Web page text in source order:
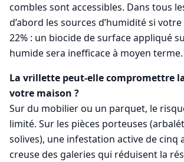
combles sont accessibles. Dans tous
d’abord les sources d’humidité si
22% : un biocide de surface appliqué
humide sera inefficace à moyen terme.
La vrillette peut-elle compromettre
votre maison ?
Sur du mobilier ou un parquet, le
limité. Sur les pièces porteuses
solives), une infestation active de cinq
creuse des galeries qui réduisent la